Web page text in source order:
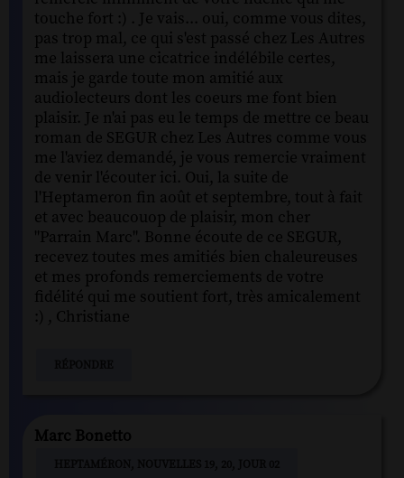
touche fort :) . Je vais... oui, comme vous dites,
pas trop mal, ce qui s'est passé chez Les Autres
me laissera une cicatrice indélébile certes,
mais je garde toute mon amitié aux
audiolecteurs dont les coeurs me font bien
plaisir. Je n'ai pas eu le temps de mettre ce beau
roman de SEGUR chez Les Autres comme vous
me l'aviez demandé, je vous remercie vraiment
de venir l'écouter ici. Oui, la suite de
l'Heptameron fin août et septembre, tout à fait
et avec beaucouop de plaisir, mon cher
"Parrain Marc". Bonne écoute de ce SEGUR,
recevez toutes mes amitiés bien chaleureuses
et mes profonds remerciements de votre
fidélité qui me soutient fort, très amicalement
:) , Christiane
Marc Bonetto